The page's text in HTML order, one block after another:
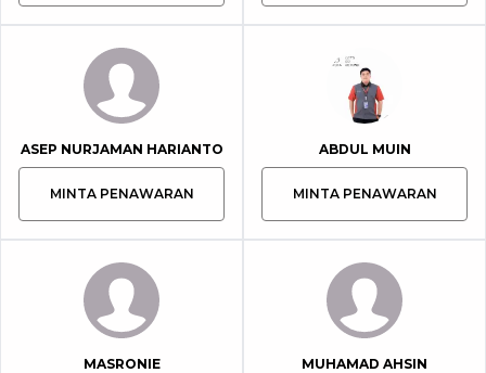
ASEP NURJAMAN HARIANTO
MINTA PENAWARAN
ABDUL MUIN
MINTA PENAWARAN
MASRONIE MUHAMAD AHSIN